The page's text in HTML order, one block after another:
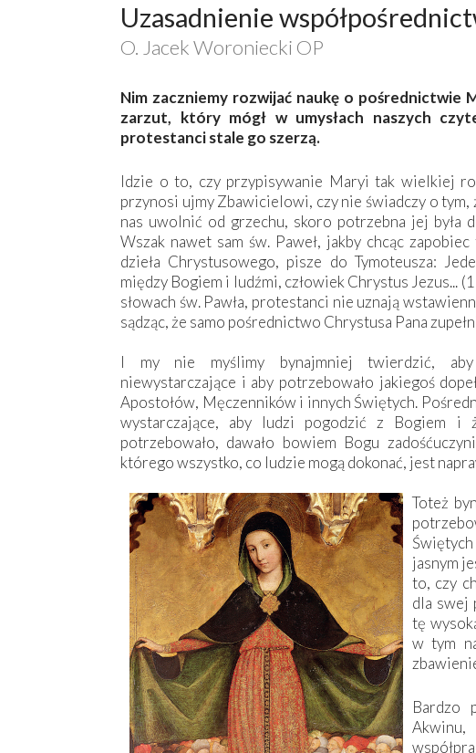
Uzasadnienie
O. Jacek Woroniecki OP
Nim zaczniemy rozwijać naukę o pośrednictwie
zarzut, który mógł w umysłach naszych
protestanci stale go szerzą.
Idzie o to, czy przypisywanie Maryi tak wielkiej
przynosi ujmy Zbawicielowi, czy nie świadczy o tym,
nas uwolnić od grzechu, skoro potrzebna jej była
Wszak nawet sam św. Paweł, jakby chcąc
dzieła Chrystusowego, pisze do Tymoteusza:
między Bogiem i ludźmi, człowiek Chrystus Jezus...
słowach św. Pawła, protestanci nie uznają
sądząc, że samo pośrednictwo Chrystusa Pana
I my nie myślimy bynajmniej twierdzić, aby
niewystarczające i aby potrzebowało jakiegoś
Apostołów, Męczenników i innych Świętych.
wystarczające, aby ludzi pogodzić z Bogiem i
potrzebowało, dawało bowiem Bogu
którego wszystko, co ludzie mogą dokonać, jest
Toteż
jasnym
to, czy
dla swej
tę
w tym
Bardzo